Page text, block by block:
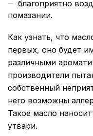
благоприятно
помазании.
Как узнать, что
первых, оно будет
различными
производители
собственный
него возможны
Такое масло
утвари.